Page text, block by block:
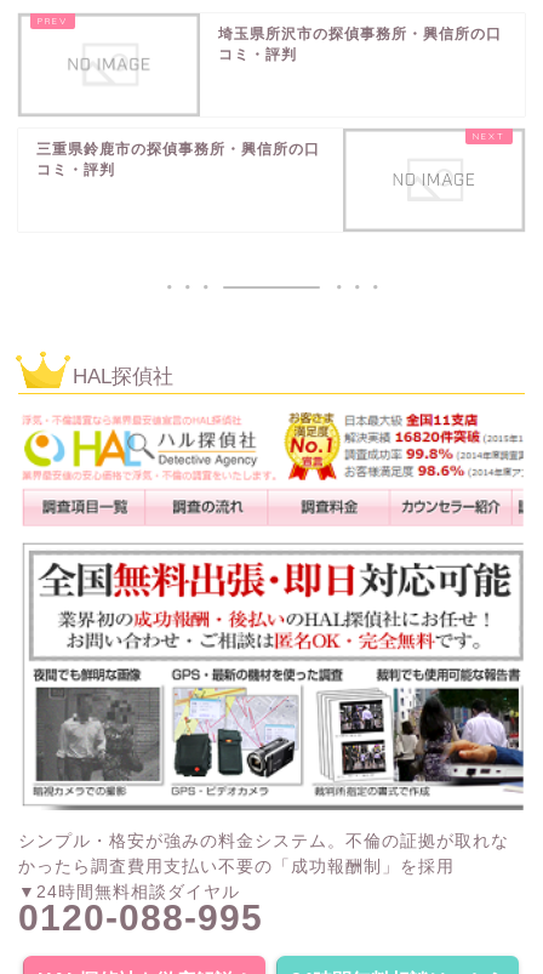
埼玉県所沢市の探偵事務所・興信所の口
コミ・評判
三重県鈴鹿市の探偵事務所・興信所の口
コミ・評判
HAL探偵社
シンプル・格安が強みの料金システム。不倫の証拠が取れな
かったら調査費用支払い不要の「成功報酬制」を採用
▼24時間無料相談ダイヤル
0120-088-995